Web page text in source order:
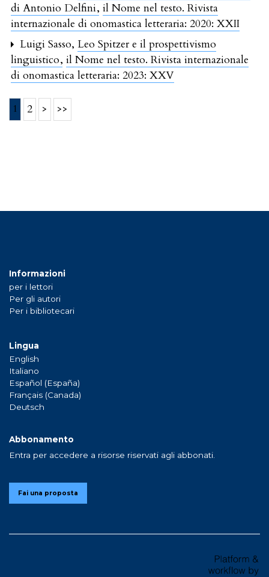
di Antonio Delfini, il Nome nel testo. Rivista
internazionale di onomastica letteraria: 2020: XXII
Luigi Sasso, Leo Spitzer e il prospettivismo
linguistico, il Nome nel testo. Rivista internazionale
di onomastica letteraria: 2023: XXV
1 2 > >>
Informazioni
per i lettori
Per gli autori
Per i bibliotecari
Lingua
English
Italiano
Español (España)
Français (Canada)
Deutsch
Abbonamento
Entra per accedere a risorse riservati agli abbonati.
Fai una proposta